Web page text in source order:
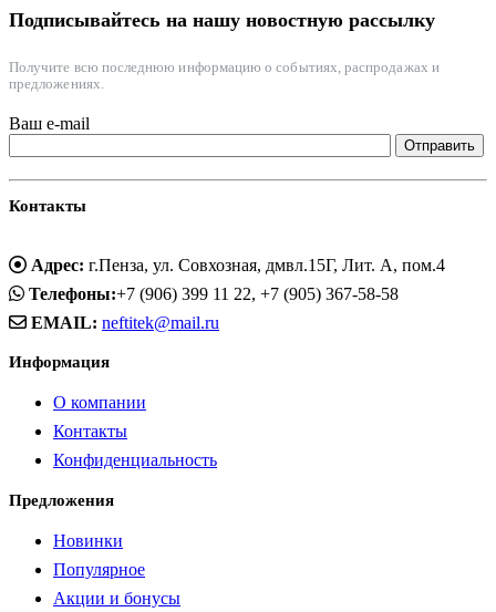
Подписывайтесь на нашу новостную рассылку
Получите всю последнюю информацию о событиях, распродажах и
предложениях.
Ваш e-mail
Контакты
Адрес: г.Пенза, ул. Совхозная, дмвл.15Г, Лит. А, пом.4
Телефоны:+7 (906) 399 11 22, +7 (905) 367-58-58
EMAIL: neftitek@mail.ru
Информация
О компании
Контакты
Конфиденциальность
Предложения
Новинки
Популярное
Акции и бонусы